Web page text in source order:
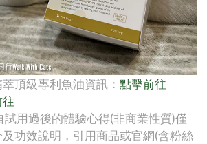
頂級專利魚油資訊： 點擊前往
用過後的體驗心得(非商業性質)僅
功效說明，引用商品或官網(含粉絲